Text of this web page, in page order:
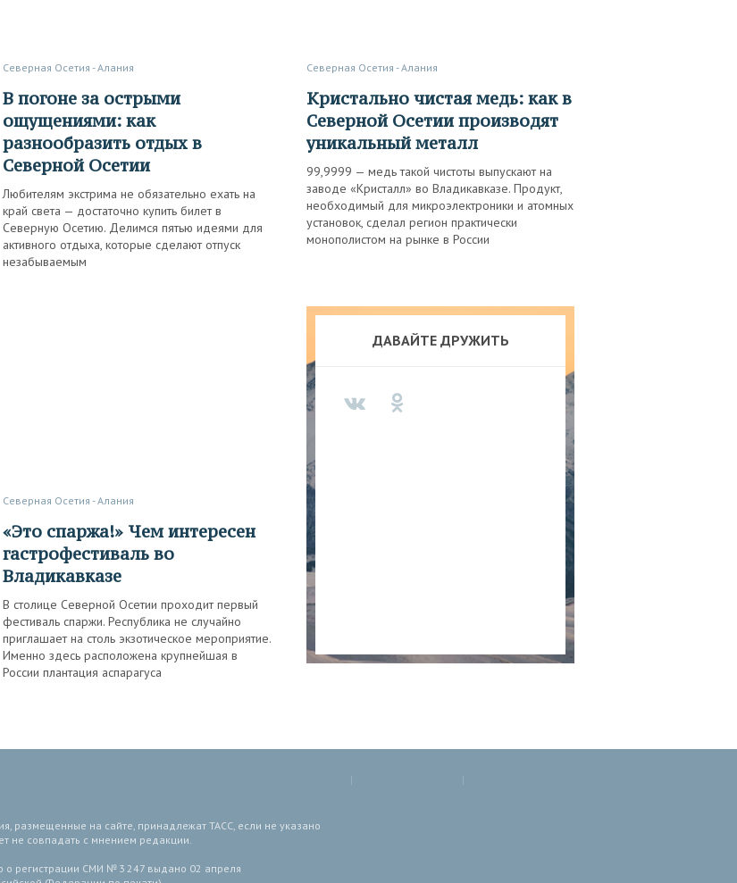
Северная Осетия - Алания
В погоне за острыми
ощущениями: как
разнообразить отдых в
Северной Осетии
Любителям экстрима не обязательно ехать на
край света — достаточно купить билет в
Северную Осетию. Делимся пятью идеями для
активного отдыха, которые сделают отпуск
незабываемым
Северная Осетия - Алания
Кристально чистая медь: как в
Северной Осетии производят
уникальный металл
99,9999 — медь такой чистоты выпускают на
заводе «Кристалл» во Владикавказе. Продукт,
необходимый для микроэлектроники и атомных
установок, сделал регион практически
монополистом на рынке в России
Северная Осетия - Алания
«Это спаржа!» Чем интересен
гастрофестиваль во
Владикавказе
В столице Северной Осетии проходит первый
фестиваль спаржи. Республика не случайно
приглашает на столь экзотическое мероприятие.
Именно здесь расположена крупнейшая в
России плантация аспарагуса
ДАВАЙТЕ ДРУЖИТЬ
размещенные на сайте, принадлежат ТАСС, если не указано
не совпадать с мнением редакции.
о регистрации СМИ № 3 247 выдано 02 апреля